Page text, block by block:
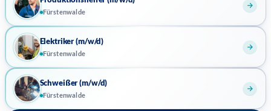
Fürstenwalde
Elektriker (m/w/d)
Fürstenwalde
Schweißer (m/w/d)
Fürstenwalde